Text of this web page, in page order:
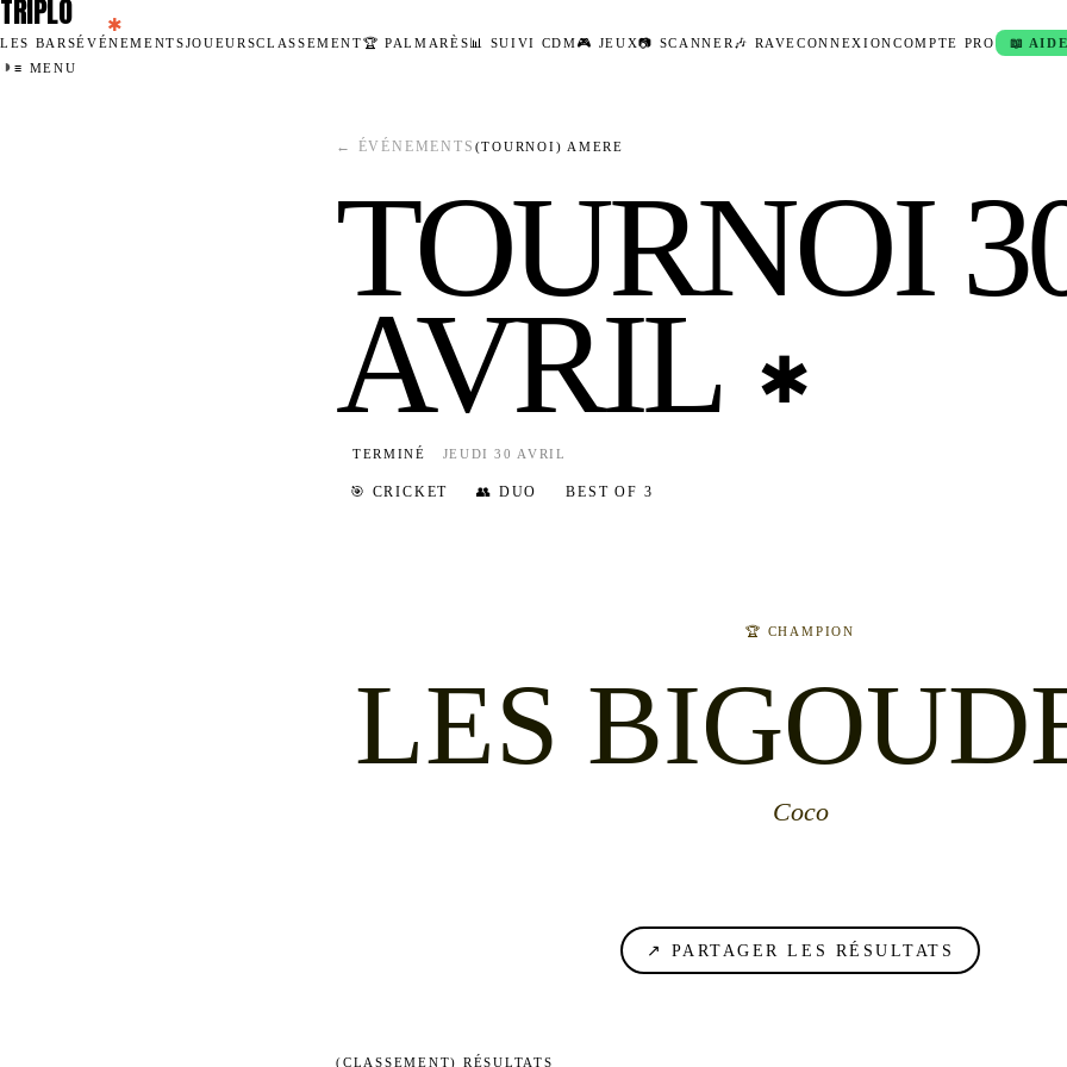
TRIPLO ✱
LES BARSÉVÉNEMENTSJOUEURSCLASSEMENT🏆 PALMARÈS📊 SUIVI CDM🎮 JEUX📷 SCANNER 🎶 RAVECONNEXIONCOMPTE PRO 📖
◑≡ MENU
← ÉVÉNEMENTS (TOURNOI) AMERE
TOURNOI
AVRIL ✱
TERMINÉ JEUDI 30 AVRIL
🎯 CRICKET 👥 DUO BEST OF 3
🏆 CHAMPION
LES
Coco
↗ PARTAGER LES RÉSULTATS
(CLASSEMENT) RÉSULTATS